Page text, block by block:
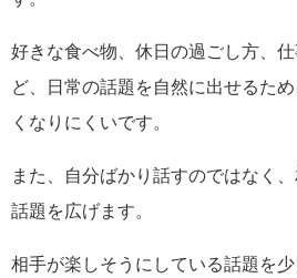
好きな食べ物、休日の過ごし方、
ど、日常の話題を自然に出せるた
くなりにくいです。
また、自分ばかり話すのではなく
話題を広げます。
相手が楽しそうにしている話題を